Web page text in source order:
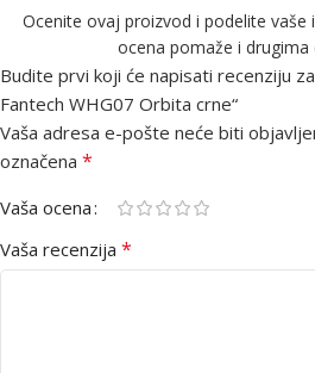
Ocenite ovaj proizvod i podelite vaše
ocena pomaže i drugima
Budite prvi koji će napisati recenziju
Fantech WHG07 Orbita crne“
Vaša adresa e-pošte neće biti
označena *
Vaša ocena
Vaša recenzija *